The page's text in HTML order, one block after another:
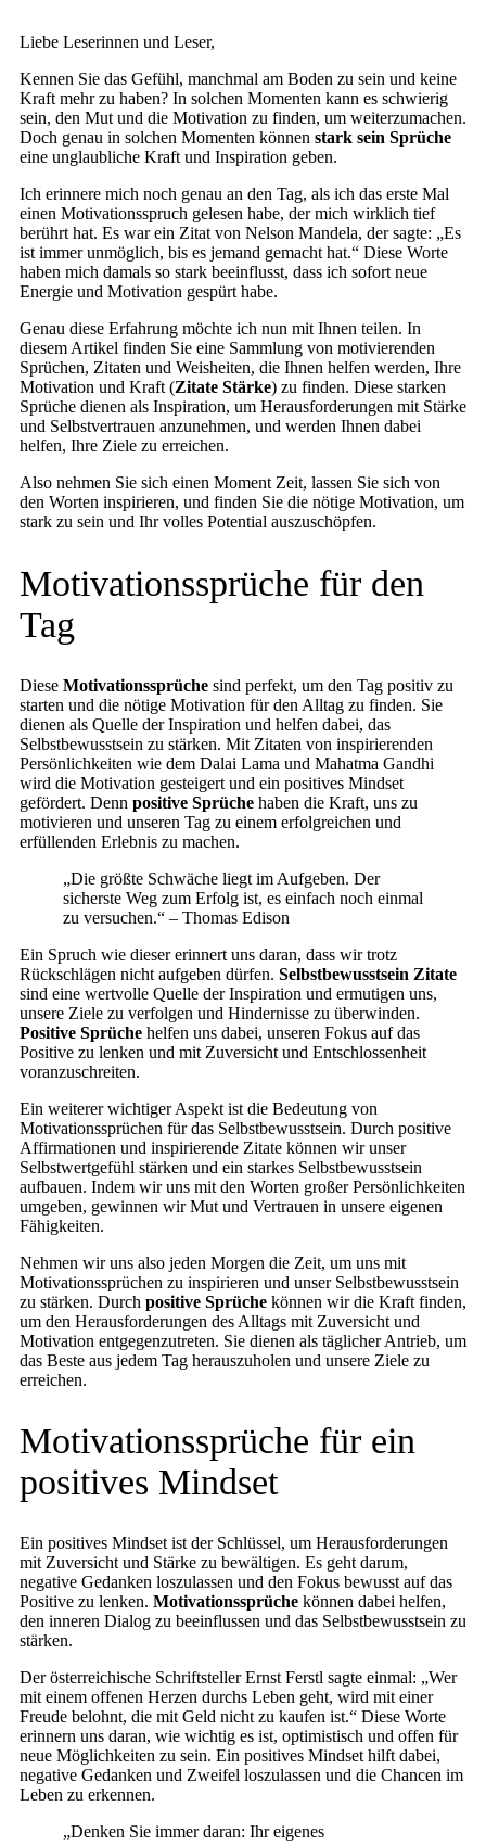
Liebe Leserinnen und Leser,
Kennen Sie das Gefühl, manchmal am Boden zu sein und keine
Kraft mehr zu haben? In solchen Momenten kann es schwierig
sein, den Mut und die Motivation zu finden, um weiterzumachen.
Doch genau in solchen Momenten können stark sein Sprüche
eine unglaubliche Kraft und Inspiration geben.
Ich erinnere mich noch genau an den Tag, als ich das erste Mal
einen Motivationsspruch gelesen habe, der mich wirklich tief
berührt hat. Es war ein Zitat von Nelson Mandela, der sagte: „Es
ist immer unmöglich, bis es jemand gemacht hat.“ Diese Worte
haben mich damals so stark beeinflusst, dass ich sofort neue
Energie und Motivation gespürt habe.
Genau diese Erfahrung möchte ich nun mit Ihnen teilen. In
diesem Artikel finden Sie eine Sammlung von motivierenden
Sprüchen, Zitaten und Weisheiten, die Ihnen helfen werden, Ihre
Motivation und Kraft (Zitate Stärke) zu finden. Diese starken
Sprüche dienen als Inspiration, um Herausforderungen mit Stärke
und Selbstvertrauen anzunehmen, und werden Ihnen dabei
helfen, Ihre Ziele zu erreichen.
Also nehmen Sie sich einen Moment Zeit, lassen Sie sich von
den Worten inspirieren, und finden Sie die nötige Motivation, um
stark zu sein und Ihr volles Potential auszuschöpfen.
Motivationssprüche für den
Tag
Diese Motivationssprüche sind perfekt, um den Tag positiv zu
starten und die nötige Motivation für den Alltag zu finden. Sie
dienen als Quelle der Inspiration und helfen dabei, das
Selbstbewusstsein zu stärken. Mit Zitaten von inspirierenden
Persönlichkeiten wie dem Dalai Lama und Mahatma Gandhi
wird die Motivation gesteigert und ein positives Mindset
gefördert. Denn positive Sprüche haben die Kraft, uns zu
motivieren und unseren Tag zu einem erfolgreichen und
erfüllenden Erlebnis zu machen.
„Die größte Schwäche liegt im Aufgeben. Der
sicherste Weg zum Erfolg ist, es einfach noch einmal
zu versuchen.“ – Thomas Edison
Ein Spruch wie dieser erinnert uns daran, dass wir trotz
Rückschlägen nicht aufgeben dürfen. Selbstbewusstsein Zitate
sind eine wertvolle Quelle der Inspiration und ermutigen uns,
unsere Ziele zu verfolgen und Hindernisse zu überwinden.
Positive Sprüche helfen uns dabei, unseren Fokus auf das
Positive zu lenken und mit Zuversicht und Entschlossenheit
voranzuschreiten.
Ein weiterer wichtiger Aspekt ist die Bedeutung von
Motivationssprüchen für das Selbstbewusstsein. Durch positive
Affirmationen und inspirierende Zitate können wir unser
Selbstwertgefühl stärken und ein starkes Selbstbewusstsein
aufbauen. Indem wir uns mit den Worten großer Persönlichkeiten
umgeben, gewinnen wir Mut und Vertrauen in unsere eigenen
Fähigkeiten.
Nehmen wir uns also jeden Morgen die Zeit, um uns mit
Motivationssprüchen zu inspirieren und unser Selbstbewusstsein
zu stärken. Durch positive Sprüche können wir die Kraft finden,
um den Herausforderungen des Alltags mit Zuversicht und
Motivation entgegenzutreten. Sie dienen als täglicher Antrieb, um
das Beste aus jedem Tag herauszuholen und unsere Ziele zu
erreichen.
Motivationssprüche für ein
positives Mindset
Ein positives Mindset ist der Schlüssel, um Herausforderungen
mit Zuversicht und Stärke zu bewältigen. Es geht darum,
negative Gedanken loszulassen und den Fokus bewusst auf das
Positive zu lenken. Motivationssprüche können dabei helfen,
den inneren Dialog zu beeinflussen und das Selbstbewusstsein zu
stärken.
Der österreichische Schriftsteller Ernst Ferstl sagte einmal: „Wer
mit einem offenen Herzen durchs Leben geht, wird mit einer
Freude belohnt, die mit Geld nicht zu kaufen ist.“ Diese Worte
erinnern uns daran, wie wichtig es ist, optimistisch und offen für
neue Möglichkeiten zu sein. Ein positives Mindset hilft dabei,
negative Gedanken und Zweifel loszulassen und die Chancen im
Leben zu erkennen.
„Denken Sie immer daran: Ihr eigenes